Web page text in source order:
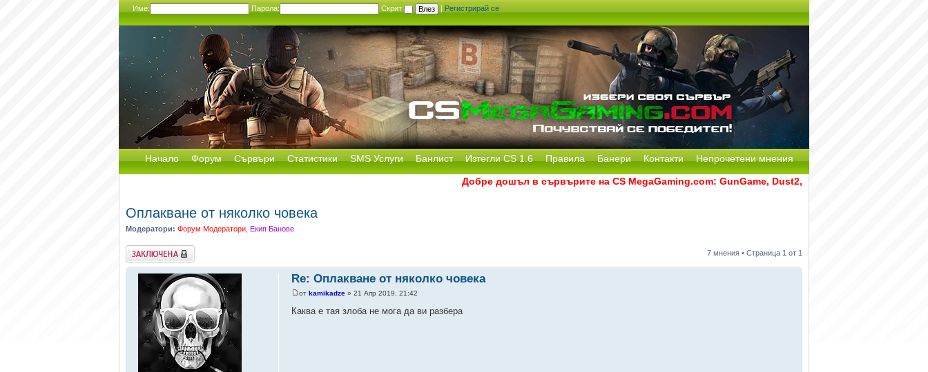
Име: Парола: Скрит | Регистрирай се
Начало Форум Сървъри Статистики SMS Услуги Банлист Изтегли CS 1.6 Правила Банери Контакти Непрочетени мнения
Добре дошъл в сървърите на CS MegaGaming.com: GunGame, Dust2, CS:GO Remake [Multi-Mod]
Оплакване от няколко човека
Модератори: Форум Модератори Екип Банове
Заключена 7 мнения • Страница 1 от 1
Re: Оплакване от няколко човека
отkamikadze » 21 Апр 2019, 21:42
Каква е тая злоба не мога да ви разбера